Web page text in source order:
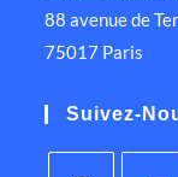
88 avenue de
75017 Paris
Suivez-